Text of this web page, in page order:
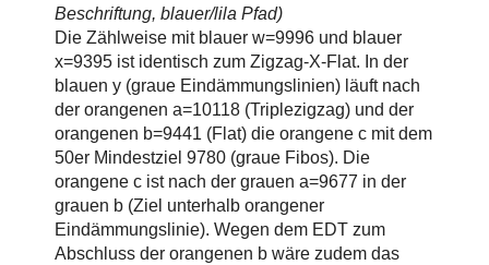
Beschriftung, blauer/lila Pfad)
Die Zählweise mit blauer w=9996 und blauer
x=9395 ist identisch zum Zigzag-X-Flat. In der
blauen y (graue Eindämmungslinien) läuft nach
der orangenen a=10118 (Triplezigzag) und der
orangenen b=9441 (Flat) die orangene c mit dem
50er Mindestziel 9780 (graue Fibos). Die
orangene c ist nach der grauen a=9677 in der
grauen b (Ziel unterhalb orangener
Eindämmungslinie). Wegen dem EDT zum
Abschluss der orangenen b wäre zudem das